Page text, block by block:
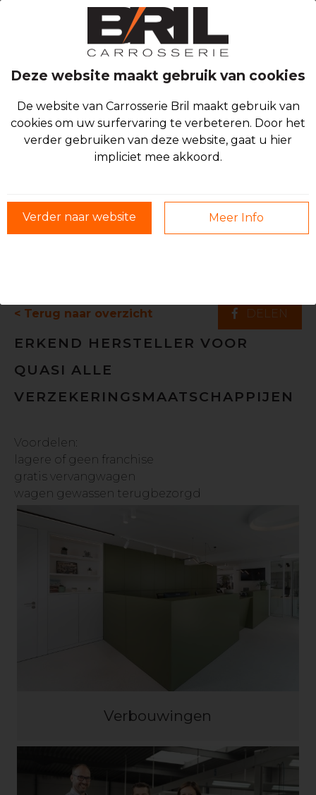
< Terug naar overzicht DELEN
ERKEND HERSTELLER VOOR
QUASI ALLE
VERZEKERINGSMAATSCHAPPIJEN
Voordelen:
lagere of geen franchise
gratis vervangwagen
wagen gewassen terugbezorgd
Verbouwingen
Deze website maakt gebruik van cookies
De website van Carrosserie Bril maakt gebruik van
cookies om uw surfervaring te verbeteren. Door het
verder gebruiken van deze website, gaat u hier
impliciet mee akkoord.
Verder naar website Meer Info